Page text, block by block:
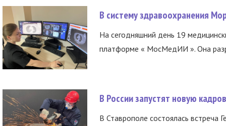
В систему здравоохранения
На сегодняшний день 19
платформе « МосМедИИ ». Она
В России запустят новую
В Ставрополе состоялась встреча